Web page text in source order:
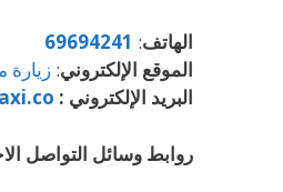
الهاتف:
69694241
الموقع الإلكتروني: زيارة
البريد الإلكتروني :
روابط وسائل التواصل